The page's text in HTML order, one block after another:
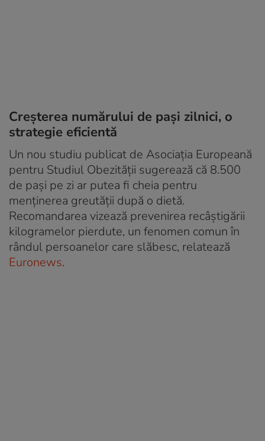
Creșterea numărului de pași zilnici, o
strategie eficientă
Un nou studiu publicat de Asociația Europeană
pentru Studiul Obezității sugerează că 8.500
de pași pe zi ar putea fi cheia pentru
menținerea greutății după o dietă.
Recomandarea vizează prevenirea recâștigării
kilogramelor pierdute, un fenomen comun în
rândul persoanelor care slăbesc, relatează
Euronews.